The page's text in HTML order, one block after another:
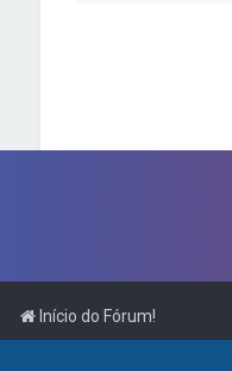
Início do Fórum!